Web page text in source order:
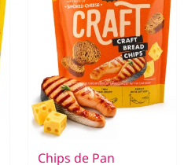
Chips de Pan